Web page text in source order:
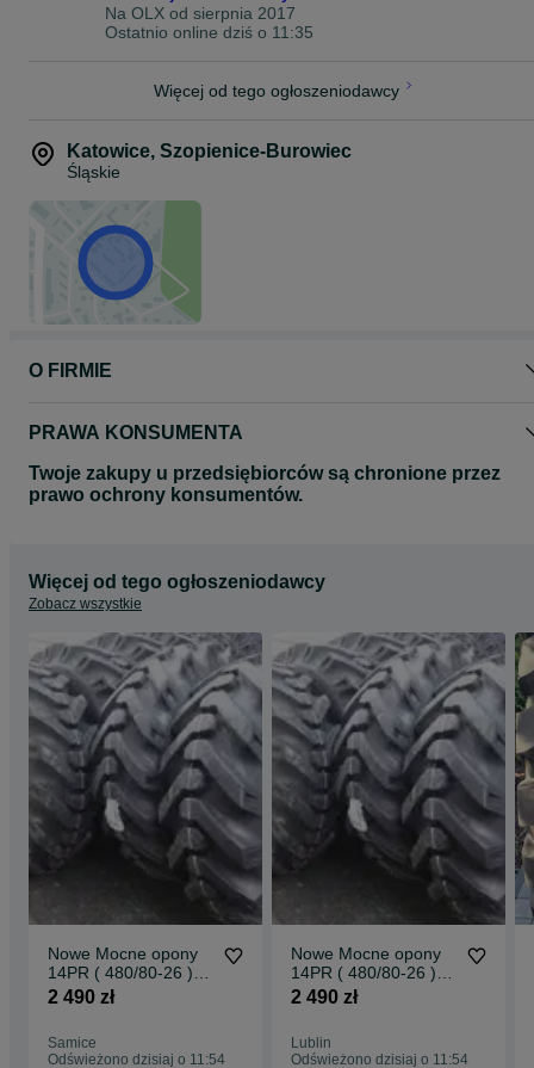
Na OLX od sierpnia 2017
Ostatnio online dziś o 11:35
Więcej od tego ogłoszeniodawcy
Katowice, Szopienice-Burowiec
Śląskie
O FIRMIE
PRAWA KONSUMENTA
Twoje zakupy u przedsiębiorców są chronione przez
prawo ochrony konsumentów.
Więcej od tego ogłoszeniodawcy
Zobacz wszystkie
Nowe Mocne opony
14PR ( 480/80-26 )
18.4-26 JCB3CX
2 490 zł
Samice
Odświeżono dzisiaj o 11:54
Nowe Mocne opony
14PR ( 480/80-26 )
18.4-26 JCB3CX
2 490 zł
Lublin
Odświeżono dzisiaj o 11:54